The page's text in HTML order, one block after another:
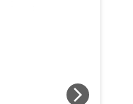
arrow_forward_ios